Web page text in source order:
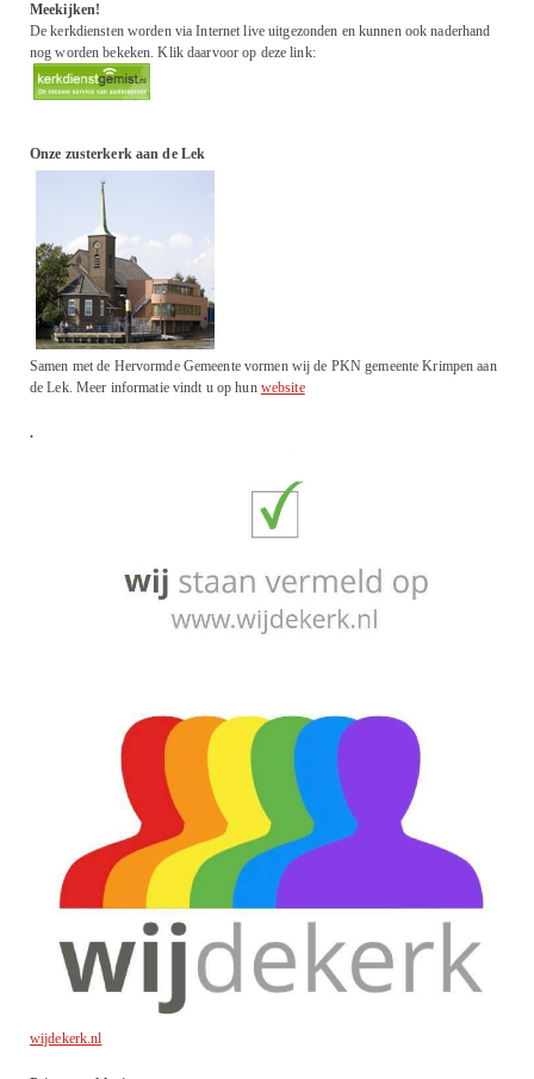
Meekijken!
De kerkdiensten worden via Internet live uitgezonden en kunnen ook naderhand
nog worden bekeken. Klik daarvoor op deze link:
Onze zusterkerk aan de Lek
Samen met de Hervormde Gemeente vormen wij de PKN gemeente Krimpen aan
de Lek. Meer informatie vindt u op hun website
.
wijdekerk.nl